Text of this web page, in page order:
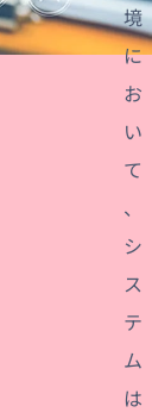
境
に
お
い
て
、
シ
ス
テ
ム
は